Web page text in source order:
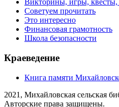
Викторины, игры, квесты,
Советуем прочитать
Это интересно
Финансовая грамотность
Школа безопасности
Краеведение
Книга памяти
2021, Михайловская сельская
Авторские права защищены.